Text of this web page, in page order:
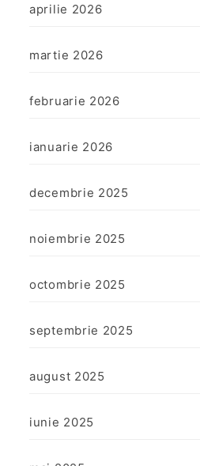
aprilie 2026
martie 2026
februarie 2026
ianuarie 2026
decembrie 2025
noiembrie 2025
octombrie 2025
septembrie 2025
august 2025
iunie 2025